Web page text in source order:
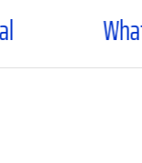
WhatsApp